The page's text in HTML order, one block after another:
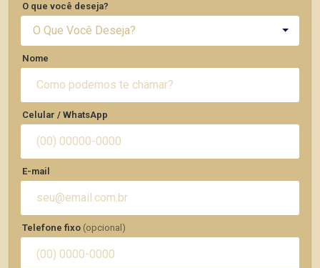
O que você deseja?
O Que Você Deseja?
Nome
Celular / WhatsApp
E-mail
Telefone fixo (opcional)